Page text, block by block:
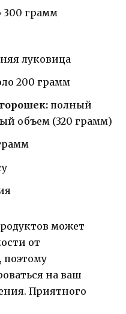
300 грамм
луковица
200 грамм
полный
объем (320 грамм)
может
от
поэтому
на ваш
Приятного